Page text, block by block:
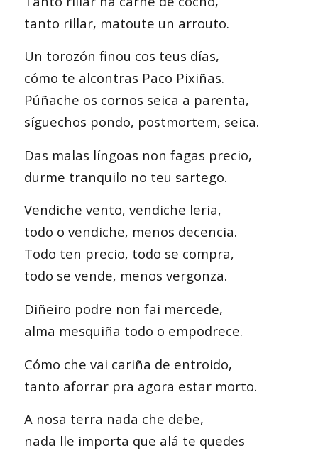
tanto rillar, matoute un arrouto.
Un torozón finou cos teus días,
cómo te alcontras Paco Pixiñas.
Púñache os cornos seica a parenta,
síguechos pondo, postmortem, seica.
Das malas língoas non fagas precio,
durme tranquilo no teu sartego.
Vendiche vento, vendiche leria,
todo o vendiche, menos decencia.
Todo ten precio, todo se compra,
todo se vende, menos vergonza.
Diñeiro podre non fai mercede,
alma mesquiña todo o empodrece.
Cómo che vai cariña de entroido,
tanto aforrar pra agora estar morto.
A nosa terra nada che debe,
nada lle importa que alá te quedes